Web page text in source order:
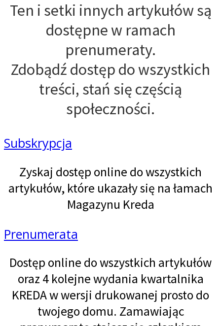
Ten i setki innych artykułów są
dostępne w ramach
prenumeraty.
Zdobądź dostęp do wszystkich
treści, stań się częścią
społeczności.
Subskrypcja
Zyskaj dostęp online do wszystkich
artykułów, które ukazały się na łamach
Magazynu Kreda
Prenumerata
Dostęp online do wszystkich artykułów
oraz 4 kolejne wydania kwartalnika
KREDA w wersji drukowanej prosto do
twojego domu. Zamawiając